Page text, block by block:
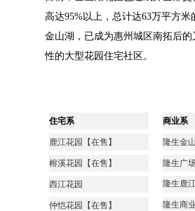
⾼达95%以上，总计达63万平⽅
⾦⼭湖，已成为惠州城区南拓后
性的⼤型花园住宅社区。
住宅系 商业系
鹿江花园【在售】 隆生金
榕溪花园【在售】 隆生广场
西江花园 隆生鹿
仲恺花园【在售】 隆生商